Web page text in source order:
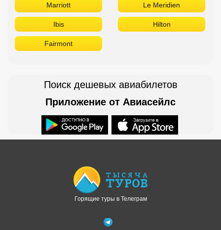
Marriott Le Meridien
Ibis Hilton
Fairmont
Поиск дешевых авиабилетов
Приложение от Авиасейлс
Горящие туры в Телеграм